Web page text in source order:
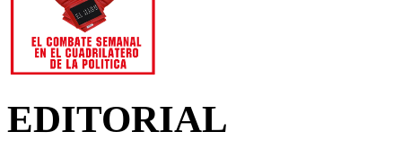
EDITORIAL